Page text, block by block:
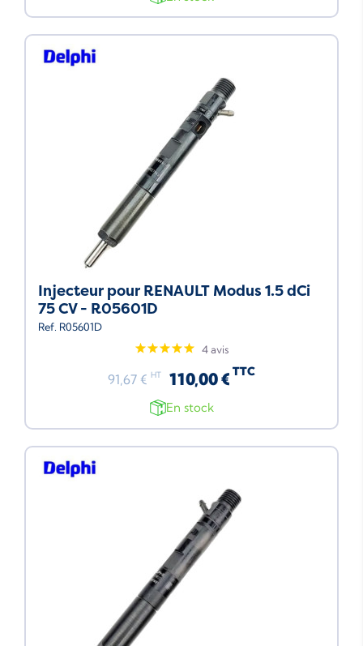
Injecteur pour RENAULT Modus 1.5 dCi
75 CV - R05601D
Ref. R05601D
4 avis
91,67 € HT 110,00 € TTC
En stock